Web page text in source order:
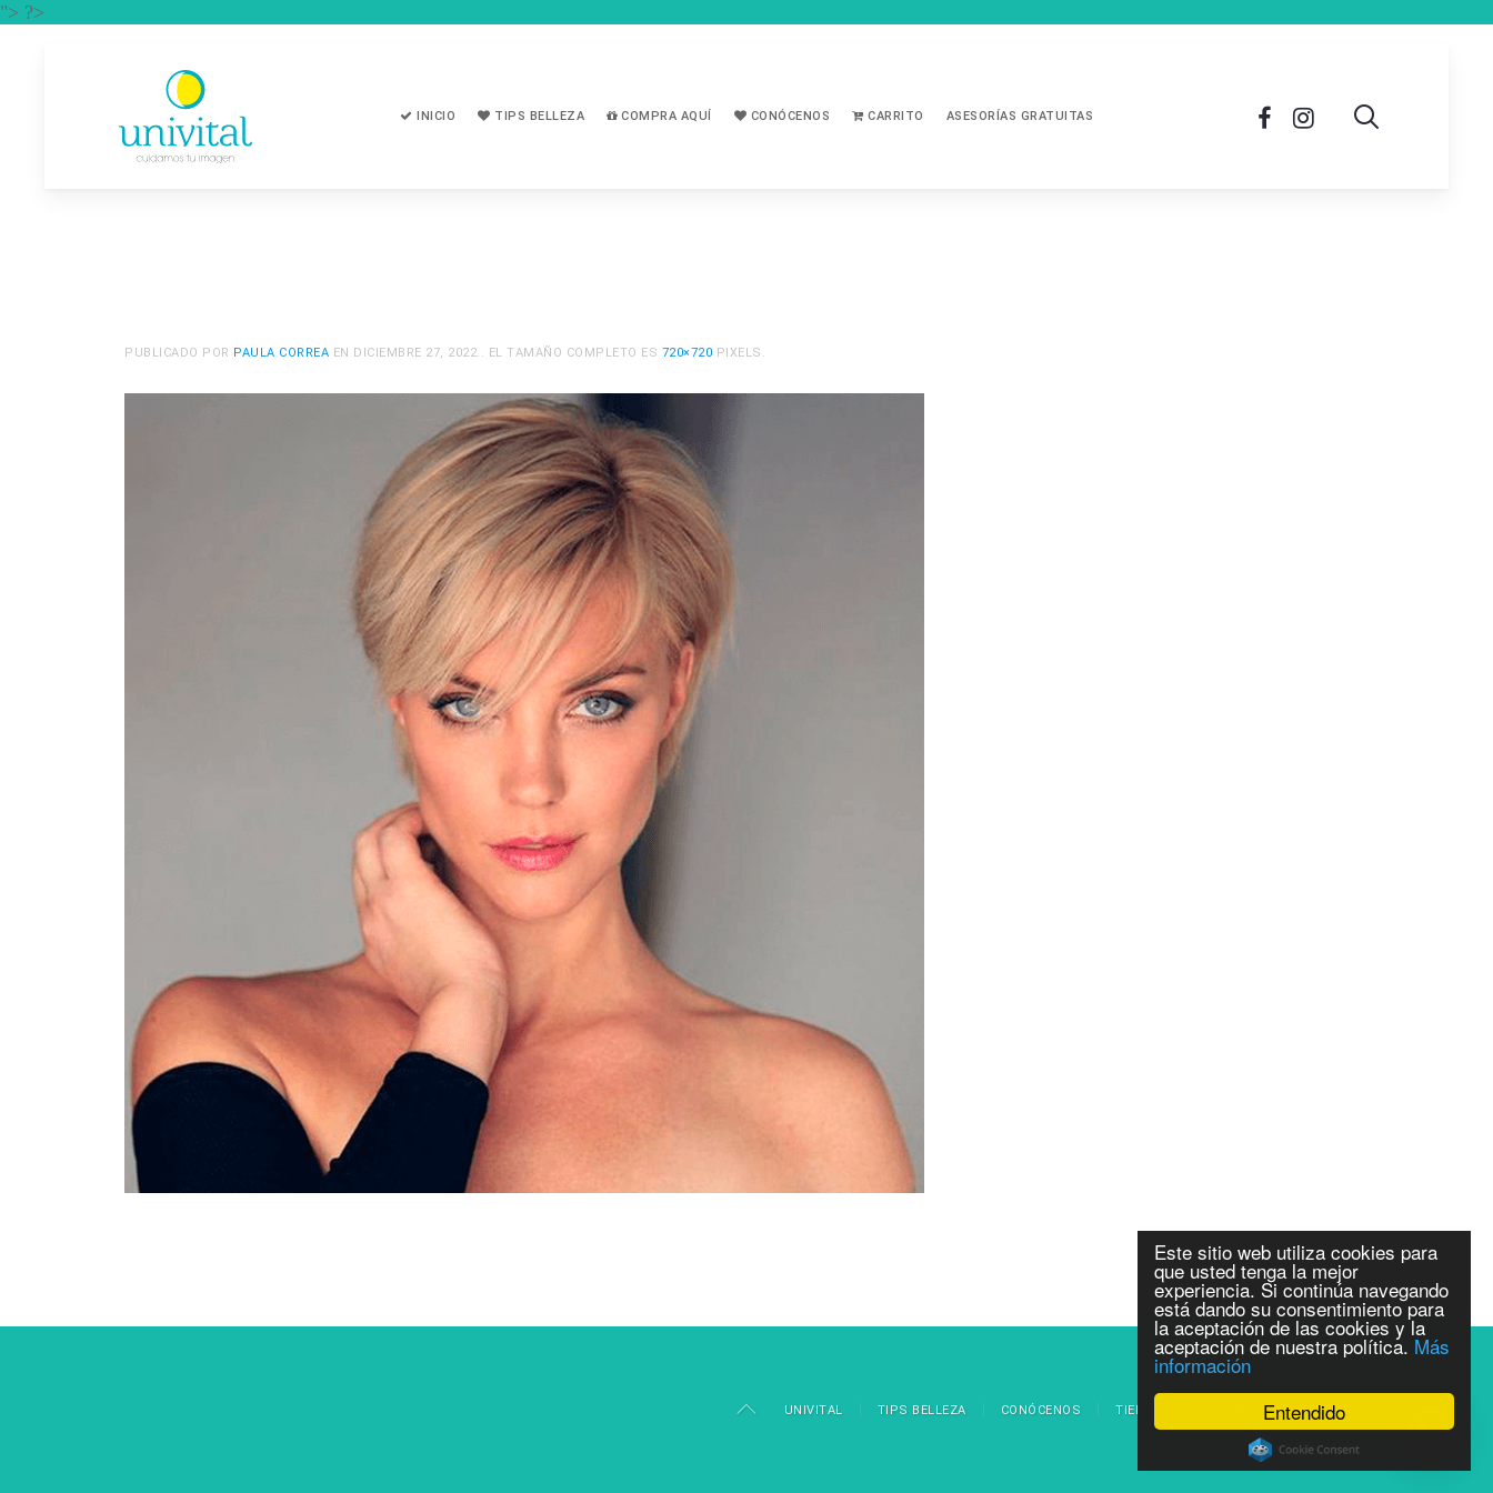
Entendido
Este sitio web utiliza cookies para
que usted tenga la mejor
experiencia. Si continúa navegando
está dando su consentimiento para
la aceptación de las cookies y la
aceptación de nuestra política. Más
información
"> ?>
INICIO TIPS BELLEZA COMPRA AQUÍ CONÓCENOS CARRITO ASESORÍAS GRATUITAS
PUBLICADO POR PAULA CORREA EN DICIEMBRE 27, 2022.. EL TAMAÑO COMPLETO ES 720×720 PIXELS.
UNIVITAL TIPS BELLEZA CONÓCENOS TIENDA TÉRMINOS Y CONDICIONES